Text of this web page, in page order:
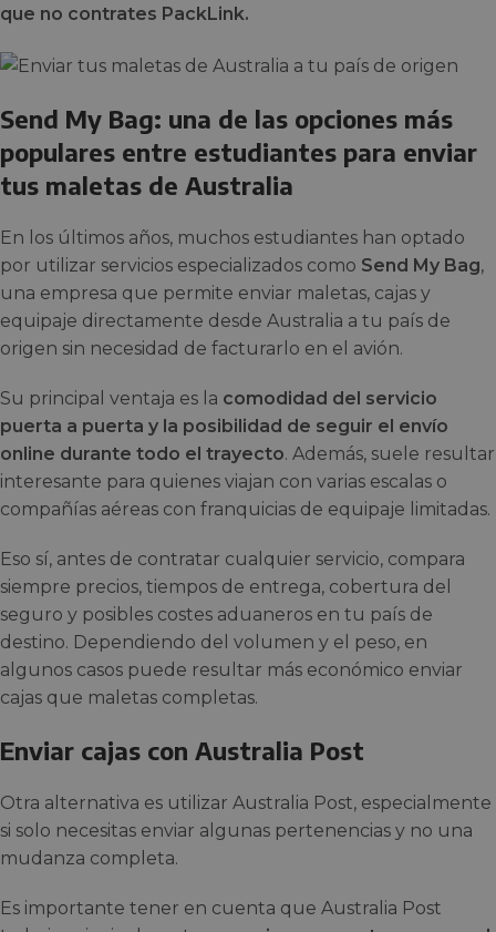
que no contrates PackLink.
Send My Bag: una de las opciones más
populares entre estudiantes para enviar
tus maletas de Australia
En los últimos años, muchos estudiantes han optado
por utilizar servicios especializados como Send My Bag,
una empresa que permite enviar maletas, cajas y
equipaje directamente desde Australia a tu país de
origen sin necesidad de facturarlo en el avión.
Su principal ventaja es la comodidad del servicio
puerta a puerta y la posibilidad de seguir el envío
online durante todo el trayecto. Además, suele resultar
interesante para quienes viajan con varias escalas o
compañías aéreas con franquicias de equipaje limitadas.
Eso sí, antes de contratar cualquier servicio, compara
siempre precios, tiempos de entrega, cobertura del
seguro y posibles costes aduaneros en tu país de
destino. Dependiendo del volumen y el peso, en
algunos casos puede resultar más económico enviar
cajas que maletas completas.
Enviar cajas con Australia Post
Otra alternativa es utilizar Australia Post, especialmente
si solo necesitas enviar algunas pertenencias y no una
mudanza completa.
Es importante tener en cuenta que Australia Post